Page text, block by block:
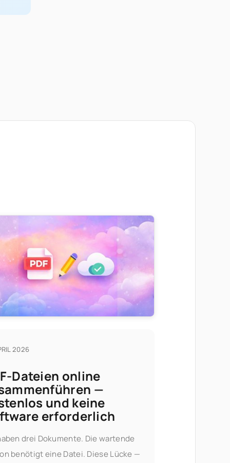
2026
Dateien online
—
und keine
erforderlich
drei Dokumente. Die wartende
benötigt eine Datei. Diese Lücke —